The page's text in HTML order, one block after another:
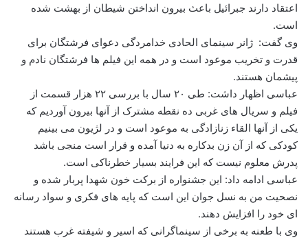
اعتقاد دارند جبرائیل باعث بیرون انداختن شیطان از بهشت شده
است.
وی گفت: ژانر سینمای الحادی خدامردگی دعوای فرشتگان برای
قدرت و تخریب موعود است و در همه این فیلم ها فرشتگان نادم و
پیشمان هستند.
عباسی اظهار داشت: طی ۲۰ سال با بررسی ۲۲ هزار قسمت از
فیلم و سریال های غربی ده نقطه مشترک از آنها بیرون آوردیم که
یکی از آنها القاء زنازادگی به موعود است و در لژیون می بینیم
کودکی که از آن زن بدکاره به دنیا آمده و قرار است منجی باشد
پدرش معلوم نیست که این فرایند بسیار خطرناکی است.
عباسی ادامه داد: این جشنواره از برکت خون شهدا پربار شده و
نصحیت من به نسل جوان این است که پایه های فکری و سواد رسانه
ای خود را افزایش دهند.
وی با طعنه به برخی از سینماگرانی که اسیر و شیفته غرب هستند